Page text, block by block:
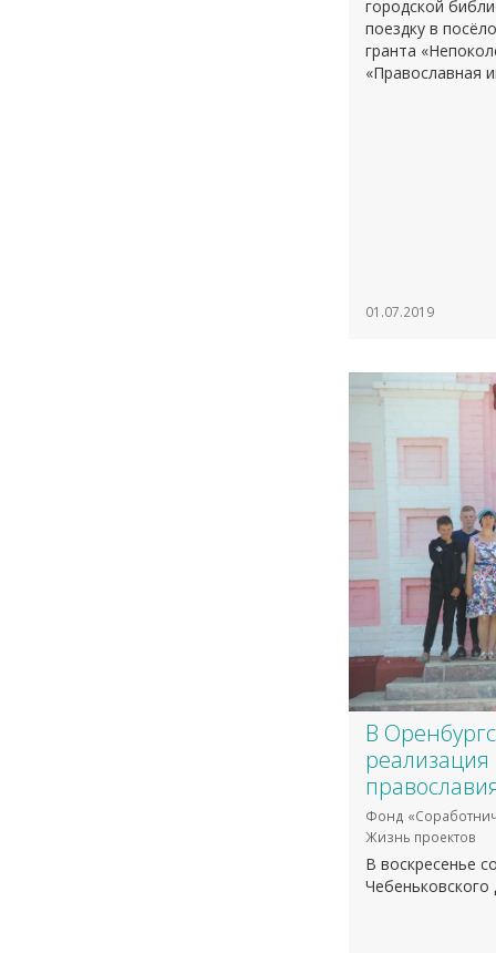
городской
поездку в
гранта
«Православная
01.07.2019
В
реализация
Фонд
Жизнь проектов
В воскресенье